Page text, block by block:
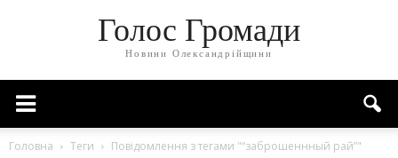
Голос Громади
Новини Олександрійщини
Головна Теги Повідомлення з тегами "“заброшеннный рай”"